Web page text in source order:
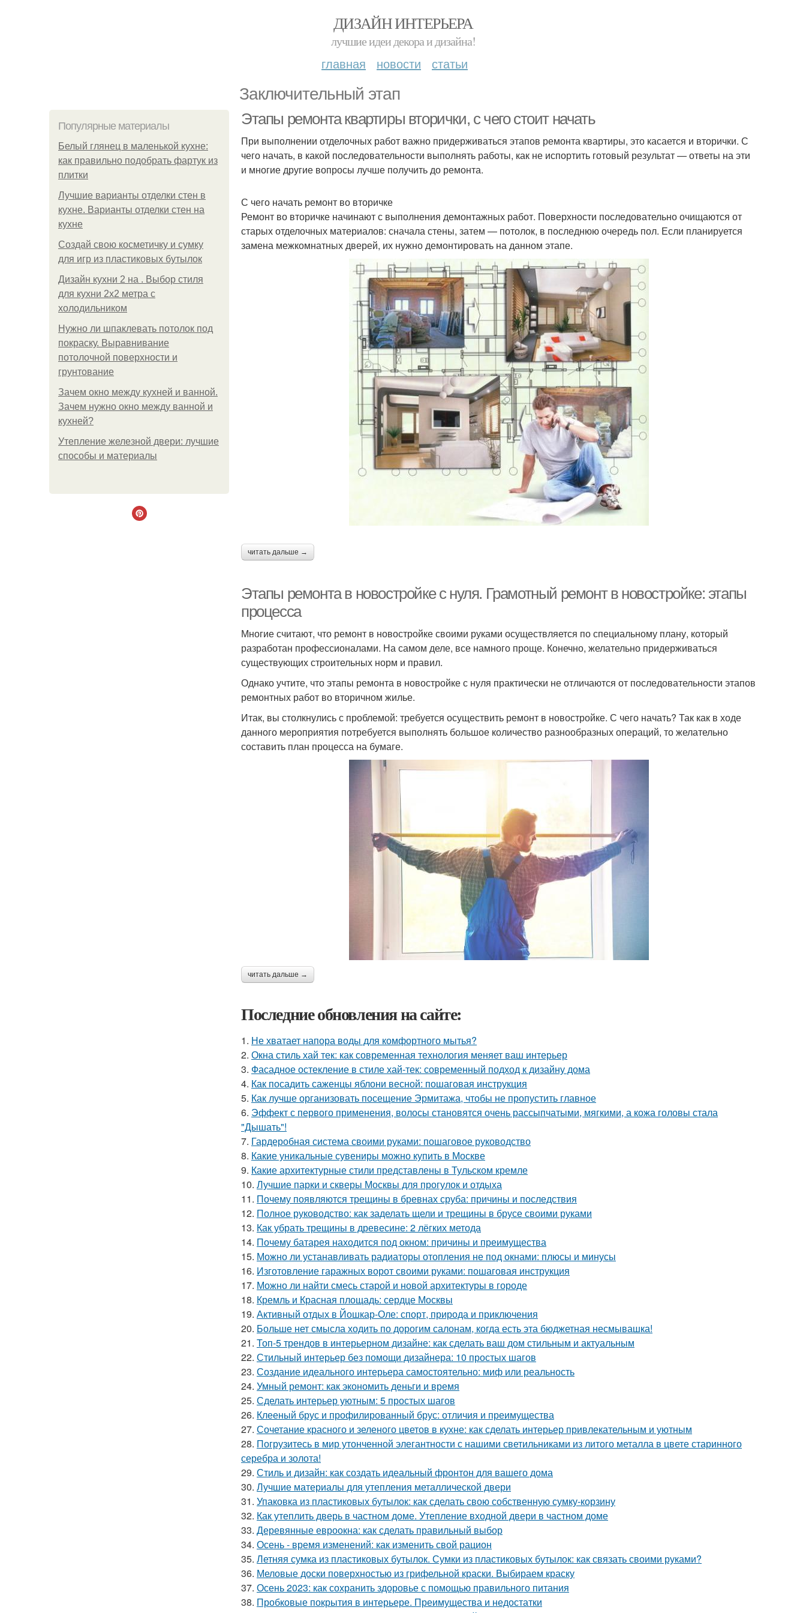
ДИЗАЙН ИНТЕРЬЕРА
лучшие идеи декора и дизайна!
главная новости статьи
Заключительный этап
Популярные материалы
Белый глянец в маленькой кухне:
как правильно подобрать фартук из
плитки
Лучшие варианты отделки стен в
кухне. Варианты отделки стен на
кухне
Создай свою косметичку и сумку
для игр из пластиковых бутылок
Дизайн кухни 2 на . Выбор стиля
для кухни 2х2 метра с
холодильником
Нужно ли шпаклевать потолок под
покраску. Выравнивание
потолочной поверхности и
грунтование
Зачем окно между кухней и ванной.
Зачем нужно окно между ванной и
кухней?
Утепление железной двери: лучшие
способы и материалы
Этапы ремонта квартиры вторички, с чего стоит начать
При выполнении отделочных работ важно придерживаться этапов ремонта квартиры, это касается и вторички. С
чего начать, в какой последовательности выполнять работы, как не испортить готовый результат — ответы на эти
и многие другие вопросы лучше получить до ремонта.
С чего начать ремонт во вторичке
Ремонт во вторичке начинают с выполнения демонтажных работ. Поверхности последовательно очищаются от
старых отделочных материалов: сначала стены, затем — потолок, в последнюю очередь пол. Если планируется
замена межкомнатных дверей, их нужно демонтировать на данном этапе.
читать дальше →
Этапы ремонта в новостройке с нуля. Грамотный ремонт в новостройке: этапы
процесса
Многие считают, что ремонт в новостройке своими руками осуществляется по специальному плану, который
разработан профессионалами. На самом деле, все намного проще. Конечно, желательно придерживаться
существующих строительных норм и правил.
Однако учтите, что этапы ремонта в новостройке с нуля практически не отличаются от последовательности этапов
ремонтных работ во вторичном жилье.
Итак, вы столкнулись с проблемой: требуется осуществить ремонт в новостройке. С чего начать? Так как в ходе
данного мероприятия потребуется выполнять большое количество разнообразных операций, то желательно
составить план процесса на бумаге.
читать дальше →
Последние обновления на сайте:
1. Не хватает напора воды для комфортного мытья?
2. Окна стиль хай тек: как современная технология меняет ваш интерьер
3. Фасадное остекление в стиле хай-тек: современный подход к дизайну дома
4. Как посадить саженцы яблони весной: пошаговая инструкция
5. Как лучше организовать посещение Эрмитажа, чтобы не пропустить главное
6. Эффект с первого применения, волосы становятся очень рассыпчатыми, мягкими, а кожа головы стала
"Дышать"!
7. Гардеробная система своими руками: пошаговое руководство
8. Какие уникальные сувениры можно купить в Москве
9. Какие архитектурные стили представлены в Тульском кремле
10. Лучшие парки и скверы Москвы для прогулок и отдыха
11. Почему появляются трещины в бревнах сруба: причины и последствия
12. Полное руководство: как заделать щели и трещины в брусе своими руками
13. Как убрать трещины в древесине: 2 лёгких метода
14. Почему батарея находится под окном: причины и преимущества
15. Можно ли устанавливать радиаторы отопления не под окнами: плюсы и минусы
16. Изготовление гаражных ворот своими руками: пошаговая инструкция
17. Можно ли найти смесь старой и новой архитектуры в городе
18. Кремль и Красная площадь: сердце Москвы
19. Активный отдых в Йошкар-Оле: спорт, природа и приключения
20. Больше нет смысла ходить по дорогим салонам, когда есть эта бюджетная несмывашка!
21. Топ-5 трендов в интерьерном дизайне: как сделать ваш дом стильным и актуальным
22. Стильный интерьер без помощи дизайнера: 10 простых шагов
23. Создание идеального интерьера самостоятельно: миф или реальность
24. Умный ремонт: как экономить деньги и время
25. Сделать интерьер уютным: 5 простых шагов
26. Клееный брус и профилированный брус: отличия и преимущества
27. Сочетание красного и зеленого цветов в кухне: как сделать интерьер привлекательным и уютным
28. Погрузитесь в мир утонченной элегантности с нашими светильниками из литого металла в цвете старинного
серебра и золота!
29. Стиль и дизайн: как создать идеальный фронтон для вашего дома
30. Лучшие материалы для утепления металлической двери
31. Упаковка из пластиковых бутылок: как сделать свою собственную сумку-корзину
32. Как утеплить дверь в частном доме. Утепление входной двери в частном доме
33. Деревянные евроокна: как сделать правильный выбор
34. Осень - время изменений: как изменить свой рацион
35. Летняя сумка из пластиковых бутылок. Сумки из пластиковых бутылок: как связать своими руками?
36. Меловые доски поверхностью из грифельной краски. Выбираем краску
37. Осень 2023: как сохранить здоровье с помощью правильного питания
38. Пробковые покрытия в интерьере. Преимущества и недостатки